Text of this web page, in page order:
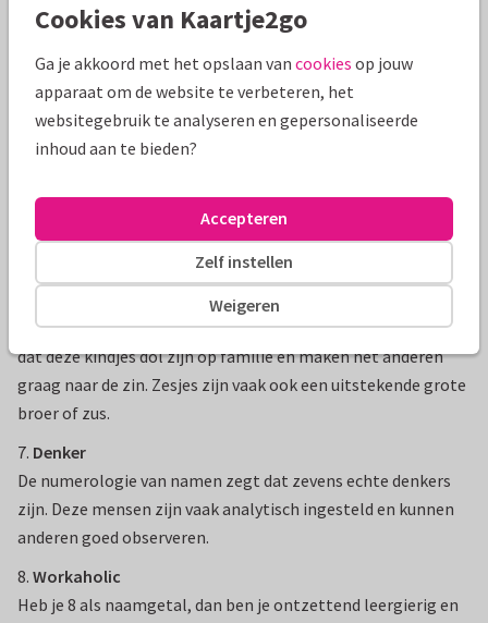
Foliedruk
Bekijk alle geboortekaartjes
Kindjes met het naamgetal 6 zijn erg zorgzaam. Je zult zien
dat deze kindjes dol zijn op familie en maken het anderen
graag naar de zin. Zesjes zijn vaak ook een uitstekende grote
broer of zus.
7. Denker
De numerologie van namen zegt dat zevens echte denkers
zijn. Deze mensen zijn vaak analytisch ingesteld en kunnen
anderen goed observeren.
8. Workaholic
Heb je 8 als naamgetal, dan ben je ontzettend leergierig en
Cookies van Kaartje2go
Ga je akkoord met het opslaan van cookies op jouw
apparaat om de website te verbeteren, het
websitegebruik te analyseren en gepersonaliseerde
inhoud aan te bieden?
Weigeren
Zelf instellen
Accepteren